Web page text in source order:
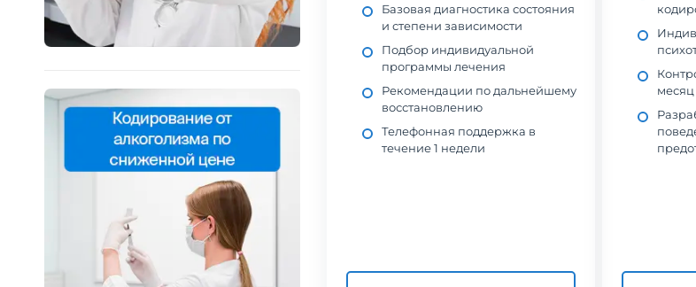
Базовая диагностика состояния
и степени зависимости
Подбор индивидуальной
программы лечения
Рекомендации по дальнейшему
восстановлению
Телефонная поддержка в
течение 1 недели
месяц